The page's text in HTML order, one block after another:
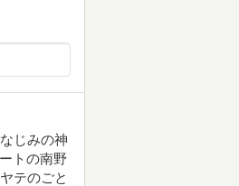
じみの神
トの南野
テのごと